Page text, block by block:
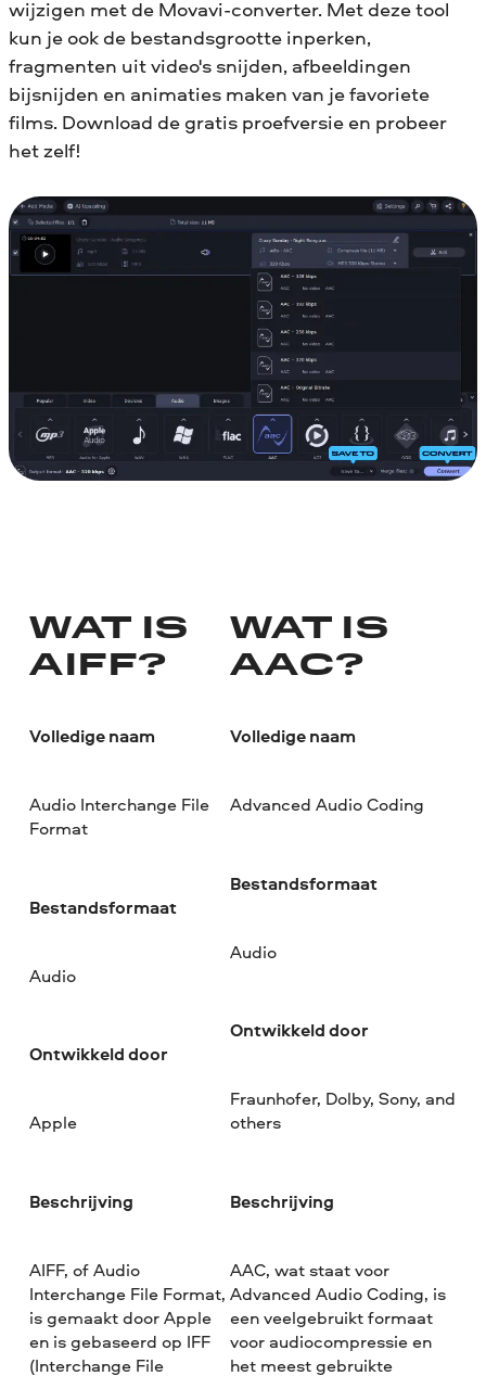
wijzigen met de Movavi-converter. Met deze tool
kun je ook de bestandsgrootte inperken,
fragmenten uit video's snijden, afbeeldingen
bijsnijden en animaties maken van je favoriete
films. Download de gratis proefversie en probeer
het zelf!
WAT IS
AIFF?
Volledige naam
Audio Interchange File
Format
Bestandsformaat
Audio
Ontwikkeld door
Apple
Beschrijving
AIFF, of Audio
Interchange File Format,
is gemaakt door Apple
en is gebaseerd op IFF
(Interchange File
WAT IS
AAC?
Volledige naam
Advanced Audio Coding
Bestandsformaat
Audio
Ontwikkeld door
Fraunhofer, Dolby, Sony, and
others
Beschrijving
AAC, wat staat voor
Advanced Audio Coding, is
een veelgebruikt formaat
voor audiocompressie en
het meest gebruikte